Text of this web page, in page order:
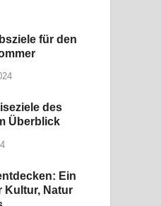
für den
des
Überblick
Ein
Kultur, Natur